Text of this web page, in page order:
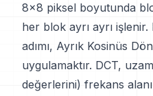
8x8 piksel boyutunda
her blok ayrı ayrı
adımı, Ayrık Kosinüs
uygulamaktır. DCT,
değerlerini) frekans